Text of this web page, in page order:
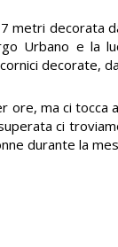
metri decorata
Urbano e la
decorate,
ore, ma ci tocca
ci
durante la